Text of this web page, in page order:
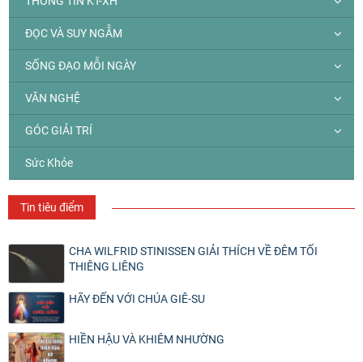
ĐỌC VÀ SUY NGẪM
SỐNG ĐẠO MỖI NGÀY
VĂN NGHỆ
GÓC GIẢI TRÍ
Sức Khỏe
Tin tiêu điểm
CHA WILFRID STINISSEN GIẢI THÍCH VỀ ĐÊM TỐI
THIÊNG LIÊNG
HÃY ĐẾN VỚI CHÚA GIÊ-SU
HIỀN HẬU VÀ KHIÊM NHƯỜNG